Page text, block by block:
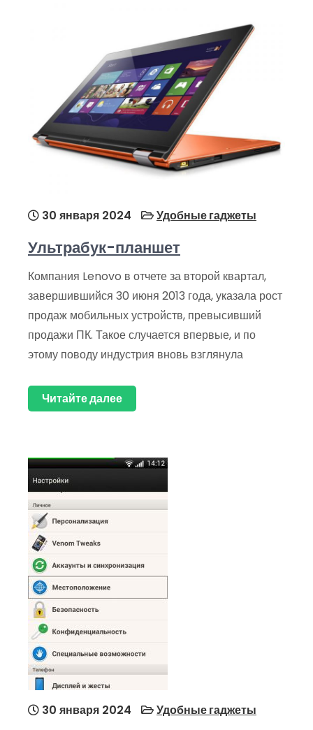
30 января 2024 Удобные гаджеты
Ультрабук-планшет
Компания Lenovo в отчете за второй квартал,
завершившийся 30 июня 2013 года, указала рост
продаж мобильных устройств, превысивший
продажи ПК. Такое случается впервые, и по
этому поводу индустрия вновь взглянула
Читайте далее
30 января 2024 Удобные гаджеты